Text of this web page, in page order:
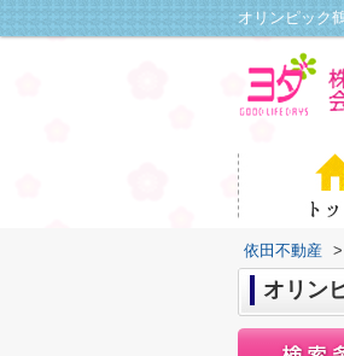
オリンピック
依田不動産 >
オリン